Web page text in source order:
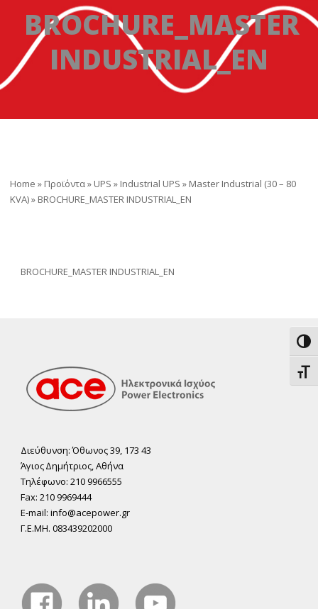
BROCHURE_MASTER
INDUSTRIAL_EN
Home » Προϊόντα» UPS » Industrial UPS » Master Industrial (30 – 80
KVA)» BROCHURE_MASTER INDUSTRIAL_EN
BROCHURE_MASTER INDUSTRIAL_EN
Διεύθυνση: Όθωνος 39, 173 43
Άγιος ∆ηµήτριος, Αθήνα
Τηλέφωνο: 210 9966555
Fax: 210 9969444
E-mail: info@acepower.gr
Γ.Ε.ΜΗ. 083439202000